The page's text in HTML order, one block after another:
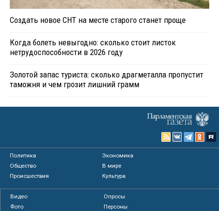
Создать новое СНТ на месте старого станет проще
Когда болеть невыгодно: сколько стоит листок
нетрудоспособности в 2026 году
Золотой запас туриста: сколько драгметалла пропустит
таможня и чем грозит лишний грамм
Политика
Экономика
Общество
В мире
Происшествия
Культура
Видео
Опросы
Фото
Персоны